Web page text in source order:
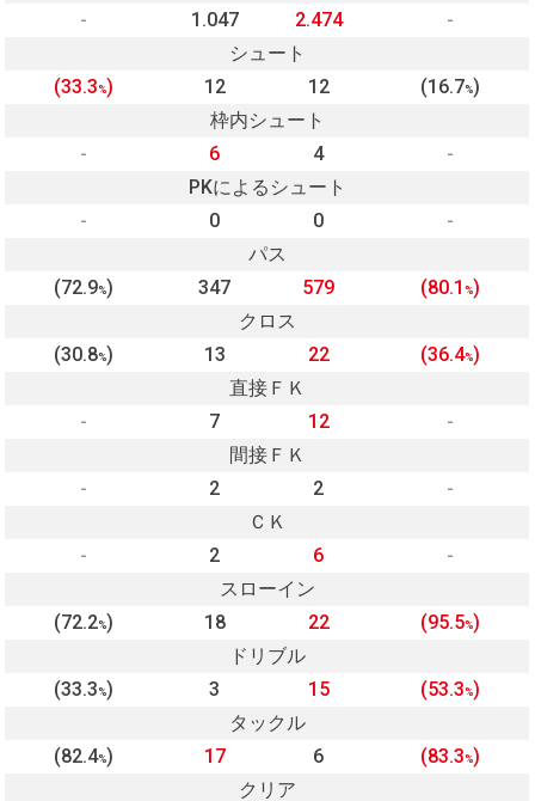
-
1.047 2.474
-
シュート
(33.3%) 12 12 (16.7%)
枠内シュート
-
6 4
-
PKによるシュート
-
0 0
-
パス
(72.9%) 347 579 (80.1 %)
クロス
(30.8%) 13 22 (36.4%)
直接ＦＫ
-
7 12
-
間接ＦＫ
-
2 2
-
ＣＫ
-
2 6
-
スローイン
(72.2%) 18 22 (95.5%)
ドリブル
(33.3%) 3 15 (53.3%)
タックル
(82.4%) 17 6 (83.3%)
クリア